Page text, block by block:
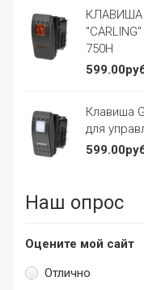
КЛАВИША
750H
Клавиша
для
Наш опрос
Оцените мой сайт
Отлично